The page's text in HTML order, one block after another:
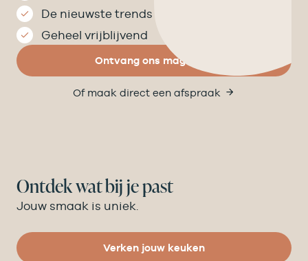
De nieuwste trends
Geheel vrijblijvend
Ontvang ons magazine
Of maak direct een afspraak
Ontdek wat bij je past
Jouw smaak is uniek.
Verken jouw keuken